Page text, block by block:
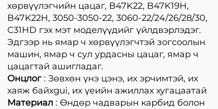
хөрвүүлэгчийн цацаг, B47K22, B47K19H,
B47K22H, 3050-3050-22, 3060-22/24/26/28/30,
C31HD гэх мэт моделүүдийг үйлдвэрлэдэг.
Эдгээр нь ямар ч хөрвүүлэгчтэй зогсоолын
машин, ямар ч сул урдасны цацаг, ямар ч
цацагтай ашигладаг.
Онцлог : Зөвхөн үнэ цэнэ, их эрчимтэй, их
хаяж байхgui, их үеийн ажиллах хугацаатай
Материал : Өндөр чадварын карбид болон